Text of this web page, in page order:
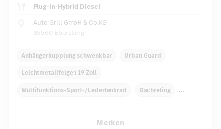
Plug-in-Hybrid Diesel
Auto Grill GmbH & Co.KG
85560 Ebersberg
Anhängerkupplung schwenkbar Urban Guard
Leichtmetallfelgen 19 Zoll
Multifunktions-Sport-/Lederlenkrad Dachreling
Multi-Funktions-Display
Merken